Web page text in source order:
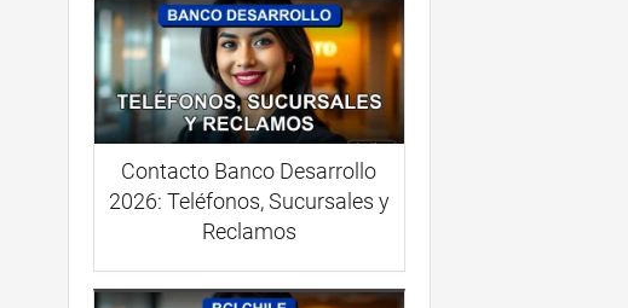
Contacto Banco Desarrollo
2026: Teléfonos, Sucursales y
Reclamos